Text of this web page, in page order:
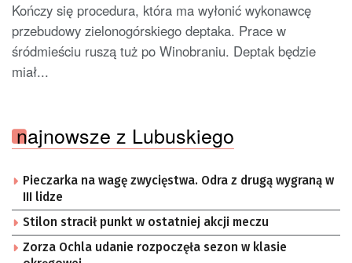
Kończy się procedura, która ma wyłonić wykonawcę
przebudowy zielonogórskiego deptaka. Prace w
śródmieściu ruszą tuż po Winobraniu. Deptak będzie
miał...
najnowsze z Lubuskiego
Pieczarka na wagę zwycięstwa. Odra z drugą wygraną w
III lidze
Stilon stracił punkt w ostatniej akcji meczu
Zorza Ochla udanie rozpoczęła sezon w klasie